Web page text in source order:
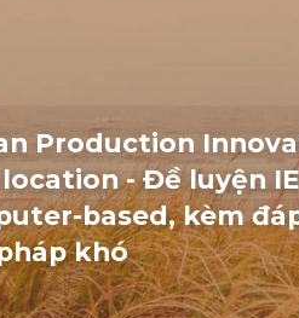
Production
- Đề luyện
based, kèm
khó